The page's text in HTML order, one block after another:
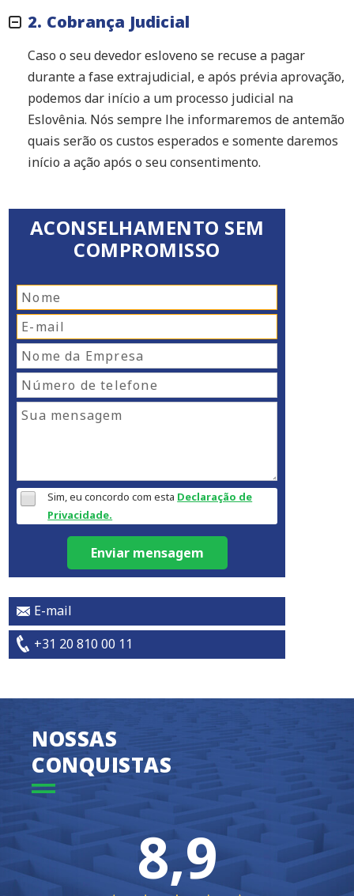
2. Cobrança Judicial
Caso o seu devedor esloveno se recuse a pagar
durante a fase extrajudicial, e após prévia aprovação,
podemos dar início a um processo judicial na
Eslovênia. Nós sempre lhe informaremos de antemão
quais serão os custos esperados e somente daremos
início a ação após o seu consentimento.
ACONSELHAMENTO SEM
COMPROMISSO
Sim, eu concordo com esta Declaração de
Privacidade.
Enviar mensagem
E-mail
+31 20 810 00 11
NOSSAS
CONQUISTAS
8,9